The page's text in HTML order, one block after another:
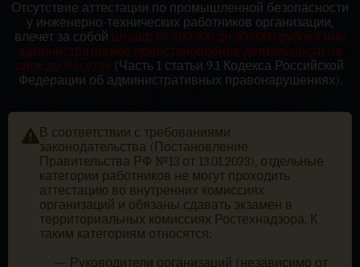
Отсутствие аттестации по промышленной безопасности
у инженерно-технических работников организации,
влечет за собой штраф от 200 000 до 300 000 рублей или
административное приостановление деятельности на
срок до 90 суток (Часть 1 статьи 9.1 Кодекса Российской
Федерации об административных правонарушениях).
В соответствии с требованиями
законодательства (Постановление
Правительства РФ №13 от 13.01.2023), отдельные
категории работников не могут проходить
аттестацию во внутренних комиссиях
организаций и обязаны сдавать экзамен в
территориальных комиссиях Ростехнадзора. К
таким категориям относятся:
— Руководители организаций (независимо от